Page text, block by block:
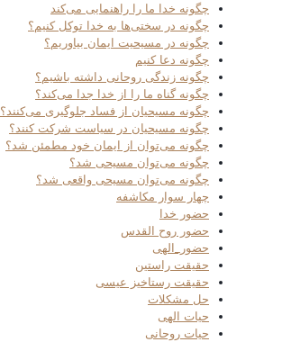
چگونه خدا ما را راهنمایی می‌کند
چگونه در سختی‌ها به خدا توکل کنیم؟
چگونه در مسیحیت ایمان بیاوریم؟
چگونه دعا کنیم
چگونه زندگی روحانی داشته باشیم؟
چگونه گناه ما را از خدا جدا می‌کند؟
چگونه مسیحیان از فساد جلوگیری می‌کنند؟
چگونه مسیحیان در سیاست شرکت کنند؟
چگونه می‌توان از ایمان خود مطمئن شد؟
چگونه می‌توان مسیحی شد؟
چگونه می‌توان مسیحی واقعی شد؟
چهار سوار مکاشفه
حضور خدا
حضور روح القدس
حضور_الهی
حقیقت راستین
حقیقت رستاخیز عیسی
حل مشکلات
حیات الهی
حیات روحانی